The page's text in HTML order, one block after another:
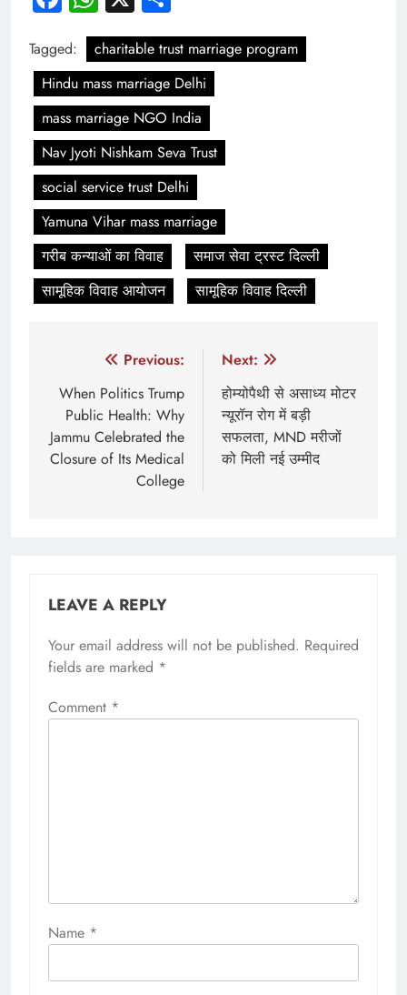
Tagged:
charitable trust marriage program
Hindu mass marriage Delhi
mass marriage NGO India
Nav Jyoti Nishkam Seva Trust
social service trust Delhi
Yamuna Vihar mass marriage
गरीब कन्याओं का विवाह
समाज सेवा ट्रस्ट दिल्ली
सामूहिक विवाह आयोजन
सामूहिक विवाह दिल्ली
navigation
Previous:
When Politics Trump
Public Health: Why
Jammu Celebrated the
Closure of Its Medical
College
Next:
होम्योपैथी से असाध्य मोटर
न्यूरॉन रोग में बड़ी
सफलता, MND मरीजों
को मिली नई उम्मीद
LEAVE A REPLY
Your email address will not be published. Required
fields are marked *
Comment *
Name *